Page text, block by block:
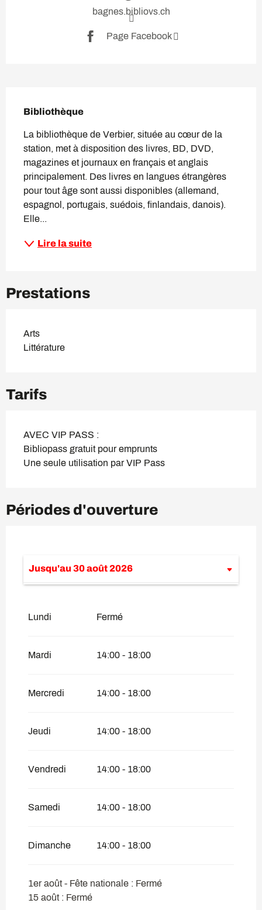
bagnes.bibliovs.ch
Page Facebook
Bibliothèque
La bibliothèque de Verbier, située au cœur de la
station, met à disposition des livres, BD, DVD,
magazines et journaux en français et anglais
principalement. Des livres en langues étrangères
pour tout âge sont aussi disponibles (allemand,
espagnol, portugais, suédois, finlandais, danois).
Elle...
Lire la suite
Prestations
Arts
Littérature
Tarifs
AVEC VIP PASS :
Bibliopass gratuit pour emprunts
Une seule utilisation par VIP Pass
Périodes d'ouverture
Du17 mai 2026 au4 juillet 2026
Jusqu'au 30 août 2026
Du28 novembre 2026au31 décembre
Lundi Fermé
Mardi 14:00 - 18:00
Mercredi 14:00 - 18:00
Jeudi 14:00 - 18:00
Vendredi 14:00 - 18:00
Samedi 14:00 - 18:00
Dimanche 14:00 - 18:00
1er août - Fête nationale : Fermé
15 août : Fermé